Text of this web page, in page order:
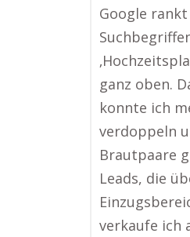
Google
ganz oben.
konnte ich
verdoppeln
Brautpaare
Leads, die
verkaufe ich